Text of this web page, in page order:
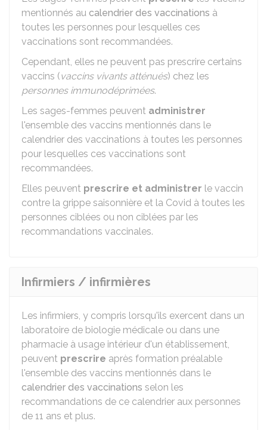
mentionnés au calendrier des vaccinations à
toutes les personnes pour lesquelles ces
vaccinations sont recommandées.
Cependant, elles ne peuvent pas prescrire certains
vaccins (vaccins vivants atténués) chez les
personnes immunodéprimées.
Les sages-femmes peuvent administrer
l'ensemble des vaccins mentionnés dans le
calendrier des vaccinations à toutes les personnes
pour lesquelles ces vaccinations sont
recommandées.
Elles peuvent prescrire et administrer le vaccin
contre la grippe saisonnière et la Covid à toutes les
personnes ciblées ou non ciblées par les
recommandations vaccinales.
Infirmiers / infirmières
Les infirmiers, y compris lorsqu'ils exercent dans un
laboratoire de biologie médicale ou dans une
pharmacie à usage intérieur d'un établissement,
peuvent prescrire après formation préalable
l'ensemble des vaccins mentionnés dans le
calendrier des vaccinations selon les
recommandations de ce calendrier aux personnes
de 11 ans et plus.